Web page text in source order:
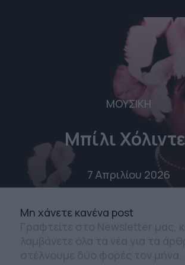
ΜΟΥΣΙΚΗ
Μπίλι
7 Απριλίου 2026
Mη χάνετε κανένα post